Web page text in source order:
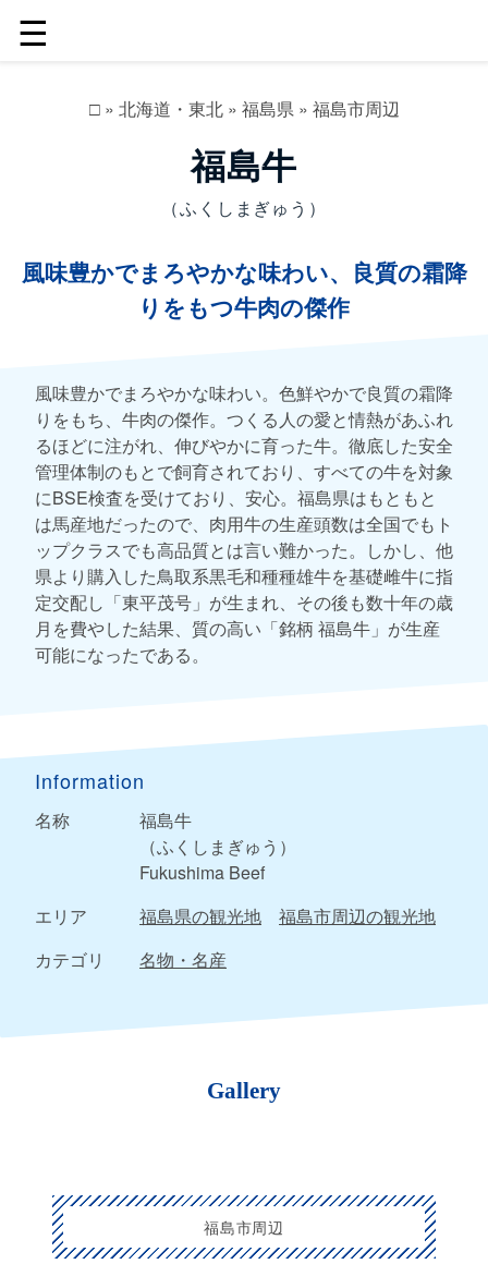
☰
□» 北海道・東北» 福島県» 福島市周辺
福島牛
（ふくしまぎゅう）
風味豊かでまろやかな味わい、良質の霜降
りをもつ牛肉の傑作
風味豊かでまろやかな味わい。色鮮やかで良質の霜降
りをもち、牛肉の傑作。つくる人の愛と情熱があふれ
るほどに注がれ、伸びやかに育った牛。徹底した安全
管理体制のもとで飼育されており、すべての牛を対象
にBSE検査を受けており、安心。福島県はもともと
は馬産地だったので、肉用牛の生産頭数は全国でもト
ップクラスでも高品質とは言い難かった。しかし、他
県より購入した鳥取系黒毛和種種雄牛を基礎雌牛に指
定交配し「東平茂号」が生まれ、その後も数十年の歳
月を費やした結果、質の高い「銘柄 福島牛」が生産
可能になったである。
Information
名称
福島牛
（ふくしまぎゅう）
Fukushima Beef
エリア
福島県の観光地
福島市周辺の観光地
カテゴリ
名物・名産
Gallery
福島市周辺